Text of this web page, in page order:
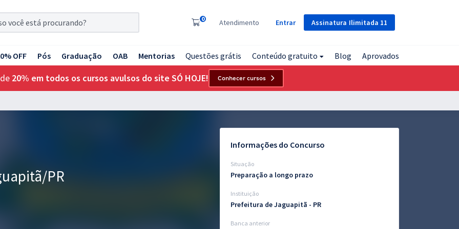
Assinatura Ilimitada 11
0 Atendimento Entrar
OFF Pós Graduação OAB Mentorias Questões grátis Conteúdo gratuito Blog Aprovados
20% em todos os cursos avulsos do site SÓ HOJE! Conhecer cursos
PR
Informações do Concurso
Situação
Preparação a longo prazo
Instituição
Prefeitura de Jaguapitã - PR
Banca anterior